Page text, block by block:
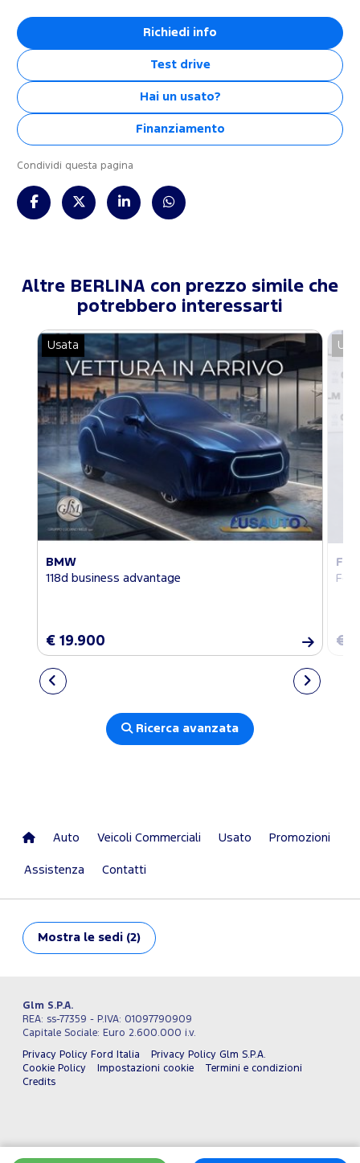
Richiedi info
Test drive
Hai un usato?
Finanziamento
Condividi questa pagina
Altre BERLINA con prezzo simile che
potrebbero interessarti
Usata
BMW
118d business advantage
€ 19.900 €
Ricerca avanzata
Auto Veicoli Commerciali Usato Promozioni
Assistenza Contatti
Mostra le sedi (2)
Glm S.P.A.
REA: ss-77359 - P.IVA: 01097790909
Capitale Sociale: Euro 2.600.000 i.v.
Privacy Policy Ford Italia
Privacy Policy Glm S.P.A.
Cookie Policy
Impostazioni cookie
Termini e condizioni
Credits